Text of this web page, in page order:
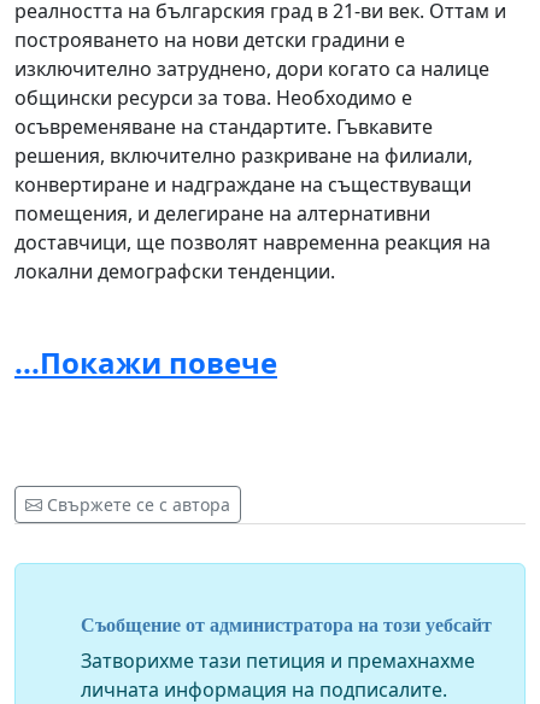
реалността на българския град в 21-ви век. Оттам и
построяването на нови детски градини е
изключително затруднено, дори когато са налице
общински ресурси за това. Необходимо е
осъвременяване на стандартите. Гъвкавите
решения, включително разкриване на филиали,
конвертиране и надграждане на съществуващи
помещения, и делегиране на алтернативни
доставчици, ще позволят навременна реакция на
локални демографски тенденции.
3. Настояваме за премахване на финансовите
(според Наредба 3 от 5.02.2007 на МЗ), както и
пълното им покриване от НЗОК. Искаме
място, в което се намира детската градина.
когато се издават за целите за записване на дете
в детска градина, трябва да отпаднат.
Настояваме за забрана за изискване на
...Покажи повече
Свържете се с автора
Съобщение от администратора на този уебсайт
Затворихме тази петиция и премахнахме
личната информация на подписалите.